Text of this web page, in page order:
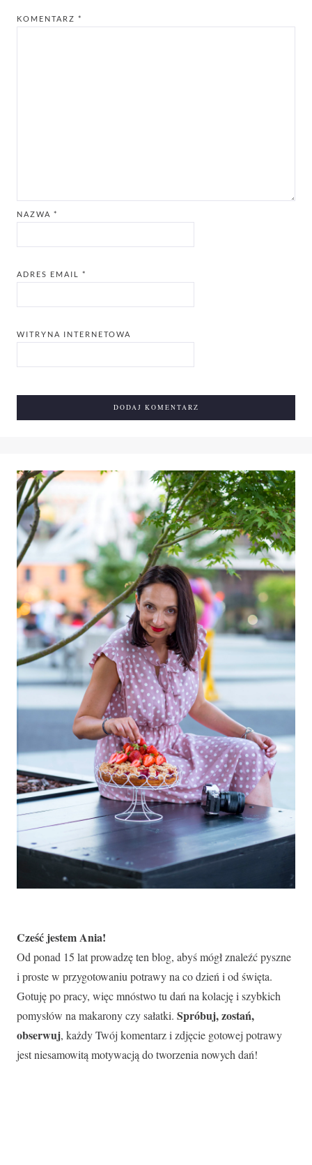
KOMENTARZ *
NAZWA *
ADRES EMAIL *
WITRYNA INTERNETOWA
Cześć jestem Ania!
Od ponad 15 lat prowadzę ten blog, abyś mógł znaleźć pyszne
i proste w przygotowaniu potrawy na co dzień i od święta.
Gotuję po pracy, więc mnóstwo tu dań na kolację i szybkich
pomysłów na makarony czy sałatki. Spróbuj, zostań,
obserwuj, każdy Twój komentarz i zdjęcie gotowej potrawy
jest niesamowitą motywacją do tworzenia nowych dań!